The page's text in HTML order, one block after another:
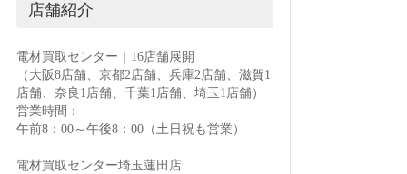
店舗紹介
電材買取センター｜16店舗展開
（大阪8店舗、京都2店舗、兵庫2店舗、滋賀1
店舗、奈良1店舗、千葉1店舗、埼玉1店舗）
営業時間：
午前8：00～午後8：00（土日祝も営業）
電材買取センター埼玉蓮田店